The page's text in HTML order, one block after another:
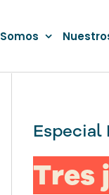
Somos
Especial
Tres